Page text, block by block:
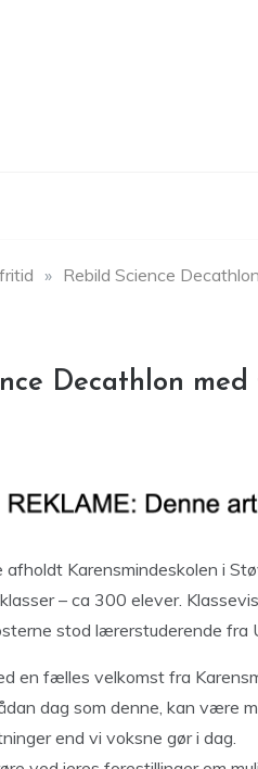
» Rebild Science
Decathlon
afholdt Karensmindeskolen i
– ca 300 elever.
stod lærerstuderende fra
en fælles velkomst fra
dag som denne, kan være
end vi voksne gør i dag.